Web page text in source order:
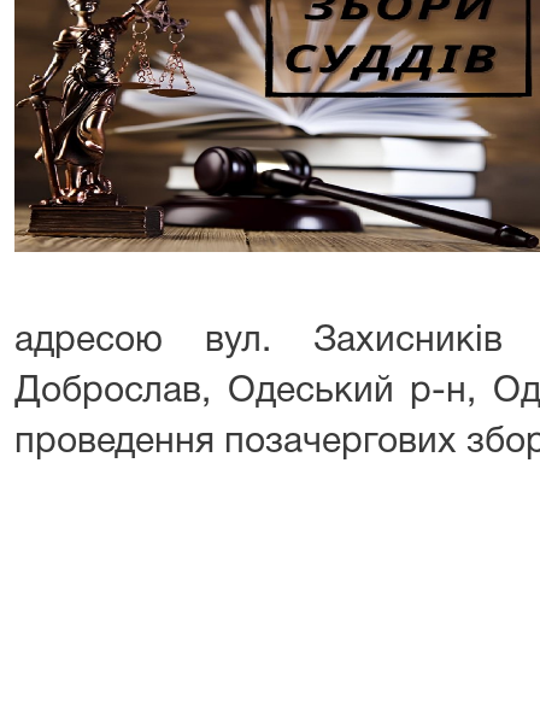
адресою вул.
Доброслав, Одеський р-н,
проведення позачергових